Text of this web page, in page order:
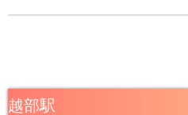
越部駅